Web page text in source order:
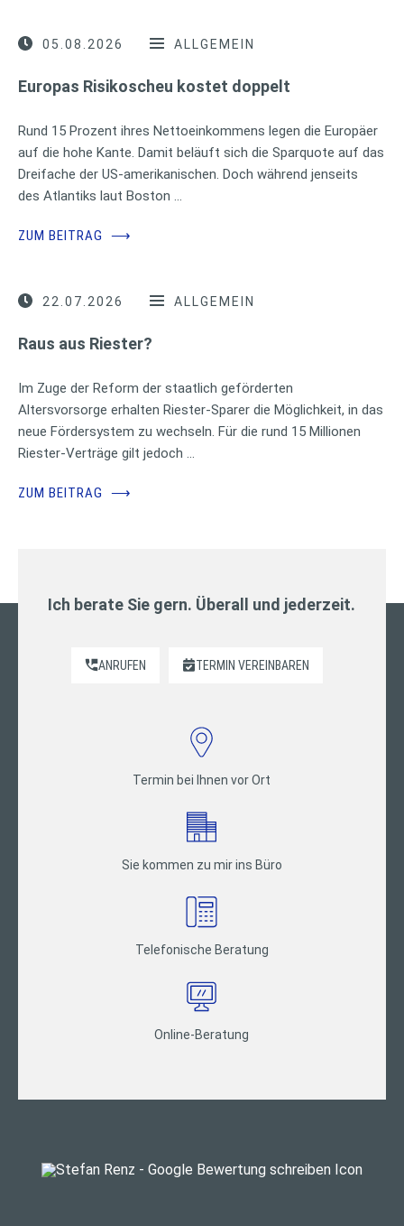
05.08.2026 ALLGEMEIN
Europas Risikoscheu kostet doppelt
Rund 15 Prozent ihres Nettoeinkommens legen die Europäer
auf die hohe Kante. Damit beläuft sich die Sparquote auf das
Dreifache der US-amerikanischen. Doch während jenseits
des Atlantiks laut Boston …
ZUM BEITRAG ⟶
22.07.2026 ALLGEMEIN
Raus aus Riester?
Im Zuge der Reform der staatlich geförderten
Altersvorsorge erhalten Riester-Sparer die Möglichkeit, in das
neue Fördersystem zu wechseln. Für die rund 15 Millionen
Riester-Verträge gilt jedoch …
ZUM BEITRAG ⟶
Ich berate Sie gern. Überall und jederzeit.
ANRUFEN TERMIN VEREINBAREN
Termin bei Ihnen vor Ort
Sie kommen zu mir ins Büro
Telefonische Beratung
Online-Beratung